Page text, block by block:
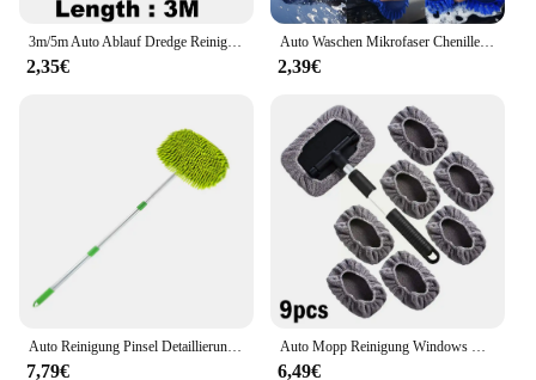
3m/5m Auto Ablauf Dredge Reinigung Pinsel Auto Schiebedach Ablauf Loch Verstopfen Pinsel Lange Schläuche Reinigung werkzeug Universal Abflussrohr Reiniger
2,35€
Auto Waschen Mikrofaser Chenille Auto Waschen Schwamm Pflege Waschen Pinsel Pad Waschen Handtuch Auto Handschuhe Styling Zubehör Gadget
2,39€
Auto Reinigung Pinsel Detaillierung Einstellbar Super saugfähigen Auto Waschen Pinsel Teleskop Lange Griff Reinigung Mopp Auto Zubehör
7,79€
Auto Mopp Reinigung Windows Windschutzscheibe Nebel Reinigung Werkzeug Waschen Lappen Fenster Wischen Home Office Duster Pinsel Auto Glas Tuch Reiniger
6,49€